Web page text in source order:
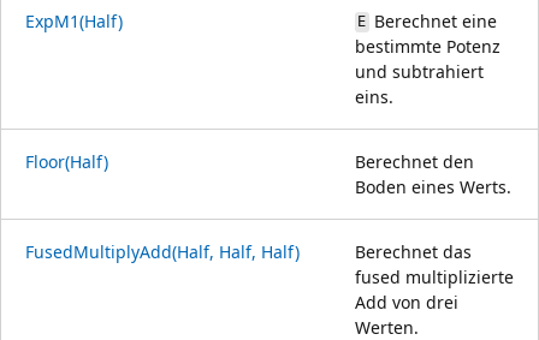
ExpM1(Half) EBerechnet eine
bestimmte Potenz
und subtrahiert
eins.
Floor(Half)
Berechnet den
Boden eines Werts.
FusedMultiplyAdd(Half, Half, Half)
Berechnet das
fused multiplizierte
Add von drei
Werten.